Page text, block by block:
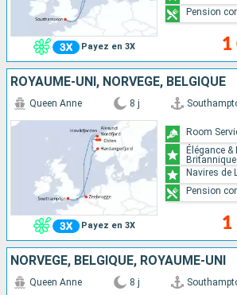
Payez en 3X 1
Pension
ROYAUME-UNI, NORVÈGE, BELGIQUE
Payez en 3X
Queen Anne 8 j
1
Room
Élégance
Navires de
Pension
NORVÈGE, BELGIQUE, ROYAUME-UNI
Queen Anne 8 j